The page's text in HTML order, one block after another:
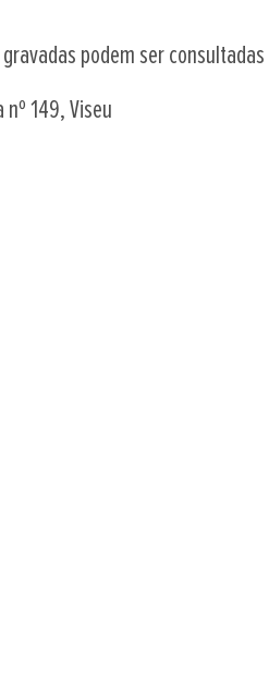
podem ser consultadas
149, Viseu